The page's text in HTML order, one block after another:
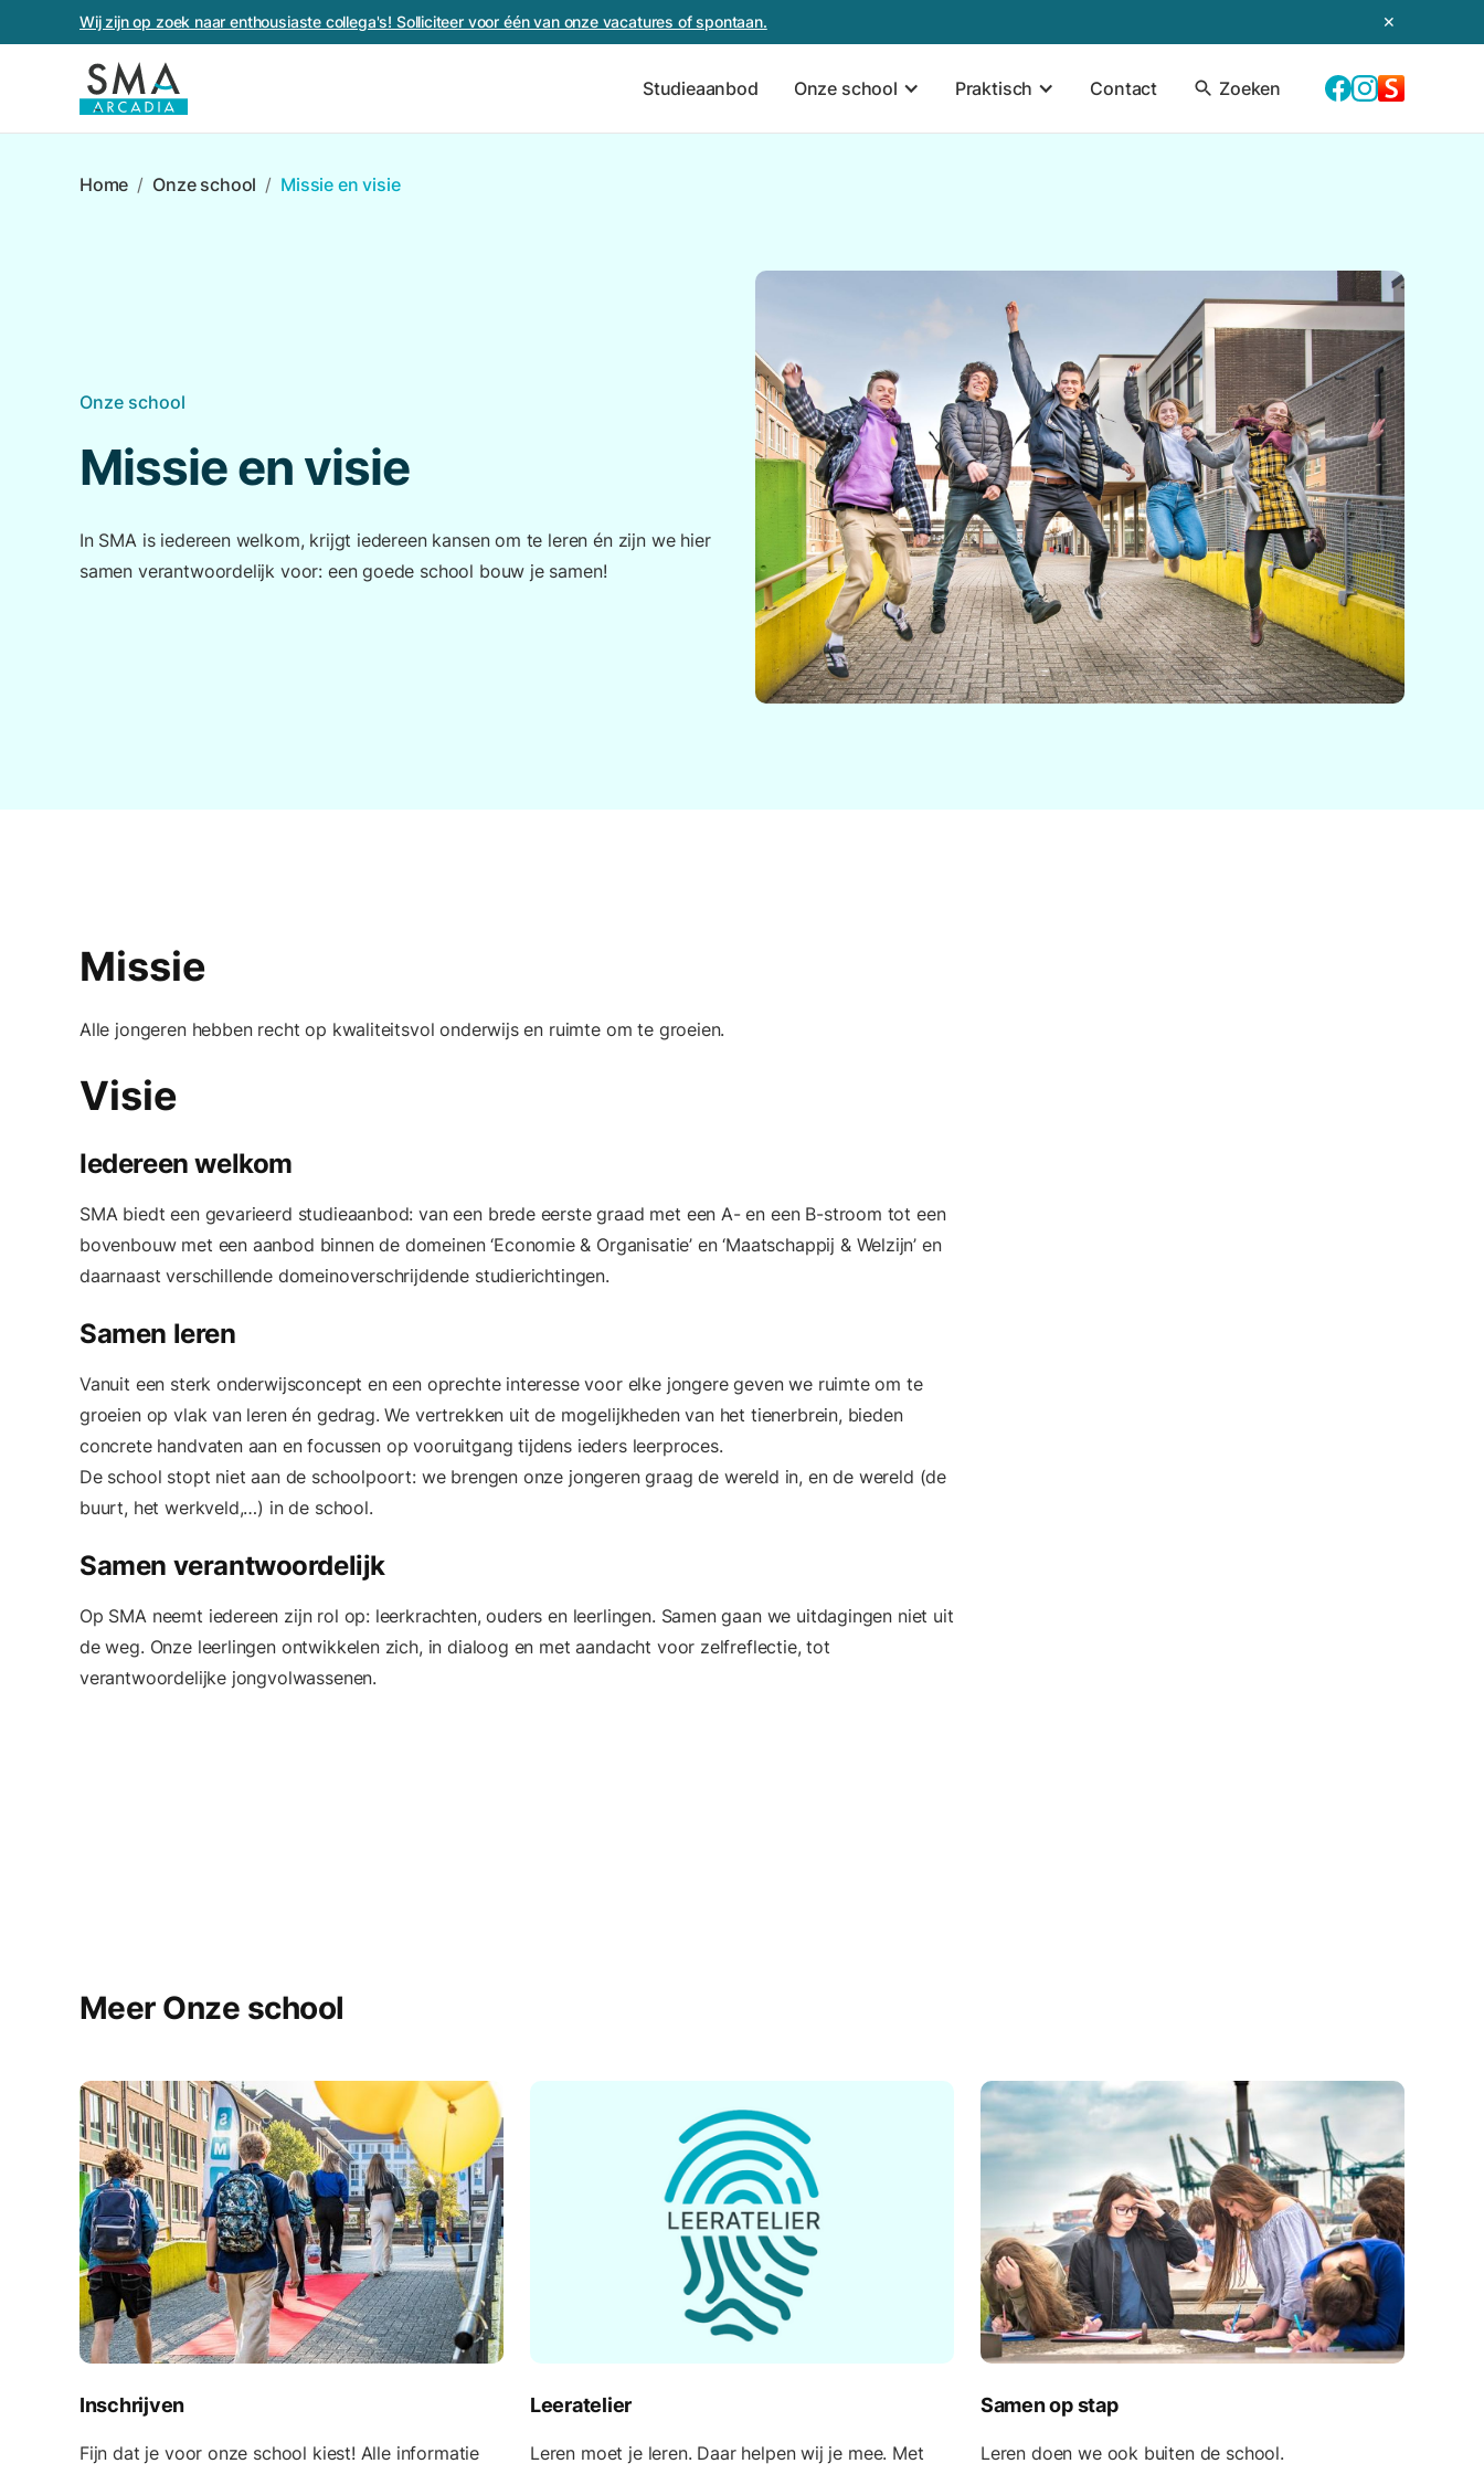
Wij zijn op zoek naar enthousiaste collega's! Solliciteer voor één van onze vacatures of spontaan. ✕
Studieaanbod Onze school Praktisch Contact search Zoeken
Home / Onze school / Missie en visie
Onze school
Missie en visie
In SMA is iedereen welkom, krijgt iedereen kansen om te leren én zijn we hier
samen verantwoordelijk voor: een goede school bouw je samen!
Missie
Alle jongeren hebben recht op kwaliteitsvol onderwijs en ruimte om te groeien.
Visie
Iedereen welkom
SMA biedt een gevarieerd studieaanbod: van een brede eerste graad met een A- en een B-stroom tot een
bovenbouw met een aanbod binnen de domeinen ‘Economie & Organisatie’ en ‘Maatschappij & Welzijn’ en
daarnaast verschillende domeinoverschrijdende studierichtingen.
Samen leren
Vanuit een sterk onderwijsconcept en een oprechte interesse voor elke jongere geven we ruimte om te
groeien op vlak van leren én gedrag. We vertrekken uit de mogelijkheden van het tienerbrein, bieden
concrete handvaten aan en focussen op vooruitgang tijdens ieders leerproces.
De school stopt niet aan de schoolpoort: we brengen onze jongeren graag de wereld in, en de wereld (de
buurt, het werkveld,…) in de school.
Samen verantwoordelijk
Op SMA neemt iedereen zijn rol op: leerkrachten, ouders en leerlingen. Samen gaan we uitdagingen niet uit
de weg. Onze leerlingen ontwikkelen zich, in dialoog en met aandacht voor zelfreflectie, tot
verantwoordelijke jongvolwassenen.
Meer Onze school
Inschrijven
Fijn dat je voor onze school kiest! Alle informatie
Leeratelier
Leren moet je leren. Daar helpen wij je mee. Met
Samen op stap
Leren doen we ook buiten de school.